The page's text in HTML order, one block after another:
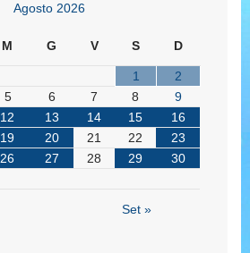
Agosto 2026
M G V S D
1
2
5 6 7 8
9
12 13 14 15
16
19 20 21 22
23
26 27 28 29
30
Set »